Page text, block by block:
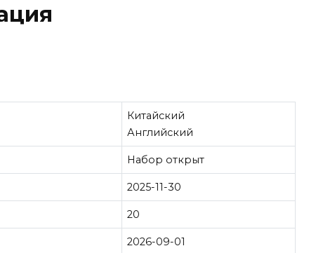
Китайский
Английский
Набор открыт
2025-11-30
20
2026-09-01